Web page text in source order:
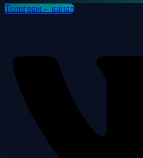
Телеграм - канал